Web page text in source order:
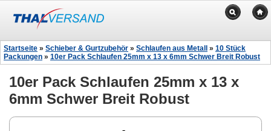
Startseite » Schieber & Gurtzubehör » Schlaufen aus Metall » 10 Stück
Packungen » 10er Pack Schlaufen 25mm x 13 x 6mm Schwer Breit Robust
10er Pack Schlaufen 25mm x 13 x
6mm Schwer Breit Robust